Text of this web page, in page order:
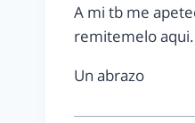
A mi tb me
remitemelo
Un abrazo